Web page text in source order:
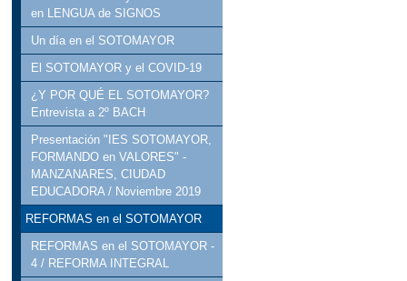
en LENGUA de SIGNOS
Un día en el SOTOMAYOR
El SOTOMAYOR y el COVID-19
¿Y POR QUÉ EL SOTOMAYOR?
Entrevista a 2º BACH
Presentación "IES SOTOMAYOR,
FORMANDO en VALORES" -
MANZANARES, CIUDAD
EDUCADORA / Noviembre 2019
REFORMAS en el SOTOMAYOR
REFORMAS en el SOTOMAYOR -
4 / REFORMA INTEGRAL